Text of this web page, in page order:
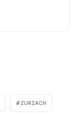
ZURZACH